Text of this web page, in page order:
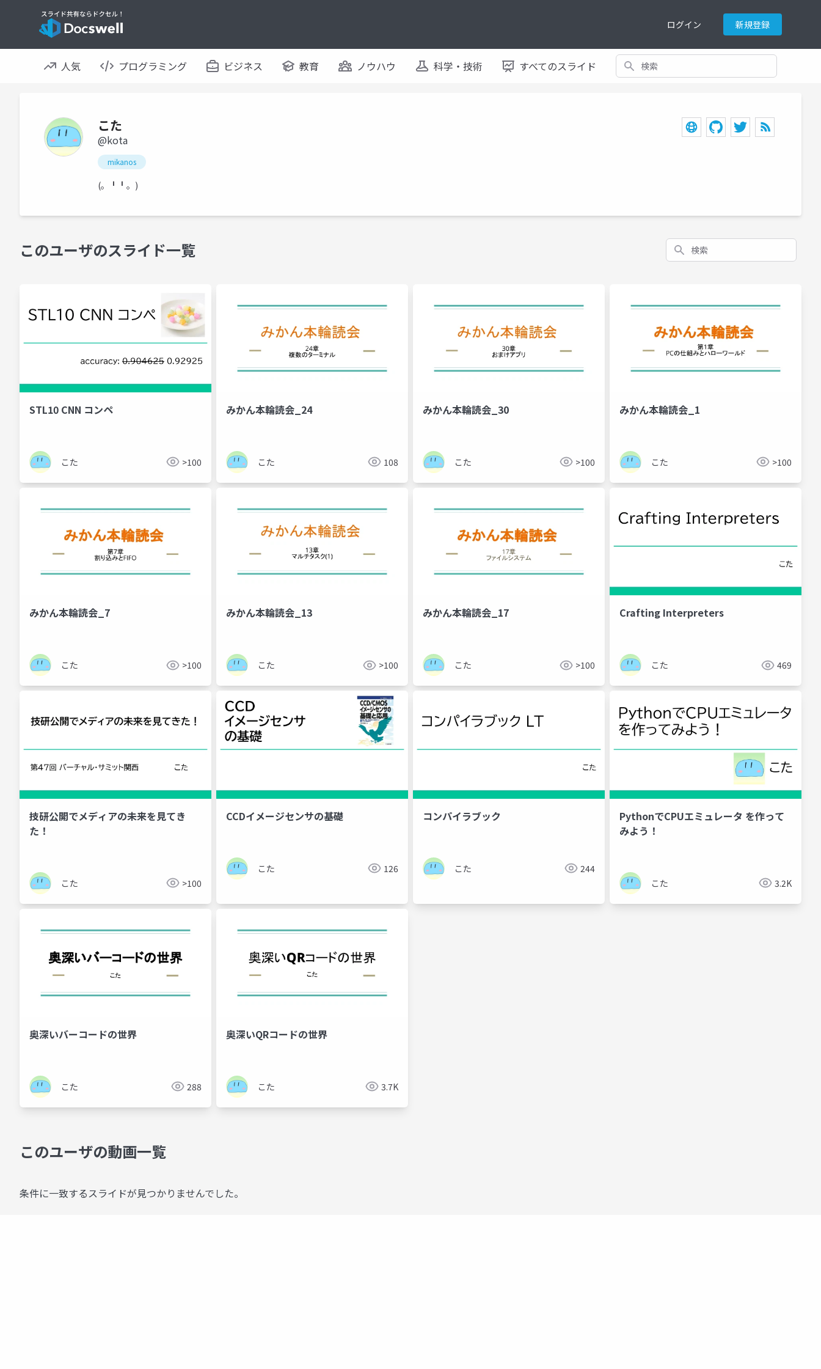
ログイン 新規登録
人気 プログラミング ビジネス 教育 ノウハウ 科学・技術 すべてのスライド 検索
こた
@kota
mikanos
(。╹╹。)
このユーザのスライド一覧 検索
STL10 CNN コンペ
こた >100
みかん本輪読会_24
こた 108
みかん本輪読会_30
こた >100
みかん本輪読会_1
こた >100
みかん本輪読会_7
こた >100
みかん本輪読会_13
こた >100
みかん本輪読会_17
こた >100
Crafting Interpreters
こた 469
技研公開でメディアの未来を見てき
た！
こた >100
CCDイメージセンサの基礎
こた 126
コンパイラブック
こた 244
PythonでCPUエミュレータ を作って
みよう！
こた 3.2K
奥深いバーコードの世界
こた 288
奥深いQRコードの世界
こた 3.7K
このユーザの動画一覧
条件に一致するスライドが見つかりませんでした。